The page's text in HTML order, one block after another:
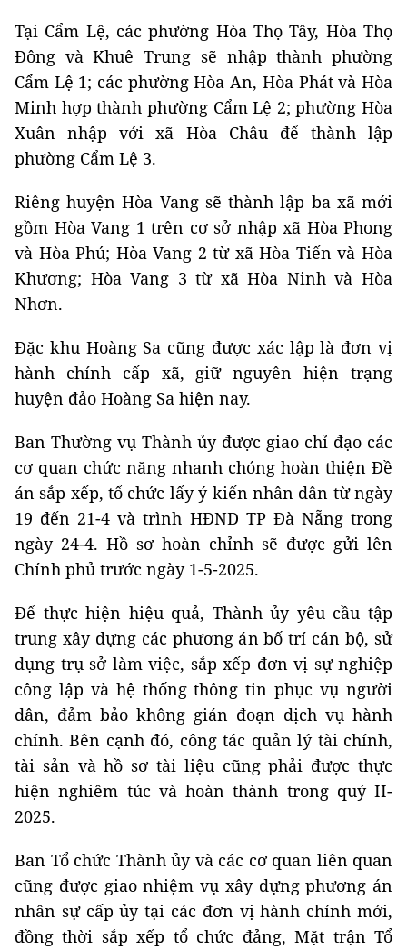
Tại Cẩm Lệ, các phường Hòa Thọ Tây, Hòa Thọ
Đông và Khuê Trung sẽ nhập thành phường
Cẩm Lệ 1; các phường Hòa An, Hòa Phát và Hòa
Minh hợp thành phường Cẩm Lệ 2; phường Hòa
Xuân nhập với xã Hòa Châu để thành lập
phường Cẩm Lệ 3.
Riêng huyện Hòa Vang sẽ thành lập ba xã mới
gồm Hòa Vang 1 trên cơ sở nhập xã Hòa Phong
và Hòa Phú; Hòa Vang 2 từ xã Hòa Tiến và Hòa
Khương; Hòa Vang 3 từ xã Hòa Ninh và Hòa
Nhơn.
Đặc khu Hoàng Sa cũng được xác lập là đơn vị
hành chính cấp xã, giữ nguyên hiện trạng
huyện đảo Hoàng Sa hiện nay.
Ban Thường vụ Thành ủy được giao chỉ đạo các
cơ quan chức năng nhanh chóng hoàn thiện Đề
án sắp xếp, tổ chức lấy ý kiến nhân dân từ ngày
19 đến 21-4 và trình HĐND TP Đà Nẵng trong
ngày 24-4. Hồ sơ hoàn chỉnh sẽ được gửi lên
Chính phủ trước ngày 1-5-2025.
Để thực hiện hiệu quả, Thành ủy yêu cầu tập
trung xây dựng các phương án bố trí cán bộ, sử
dụng trụ sở làm việc, sắp xếp đơn vị sự nghiệp
công lập và hệ thống thông tin phục vụ người
dân, đảm bảo không gián đoạn dịch vụ hành
chính. Bên cạnh đó, công tác quản lý tài chính,
tài sản và hồ sơ tài liệu cũng phải được thực
hiện nghiêm túc và hoàn thành trong quý II-
2025.
Ban Tổ chức Thành ủy và các cơ quan liên quan
cũng được giao nhiệm vụ xây dựng phương án
nhân sự cấp ủy tại các đơn vị hành chính mới,
đồng thời sắp xếp tổ chức đảng, Mặt trận Tổ